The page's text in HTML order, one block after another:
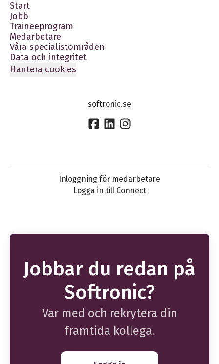
Start
Jobb
Traineeprogram
Medarbetare
Våra specialistområden
Data och integritet
Hantera cookies
softronic.se
Inloggning för medarbetare
Logga in till Connect
Jobbar du redan på
Softronic?
Var med och rekrytera din
framtida kollega.